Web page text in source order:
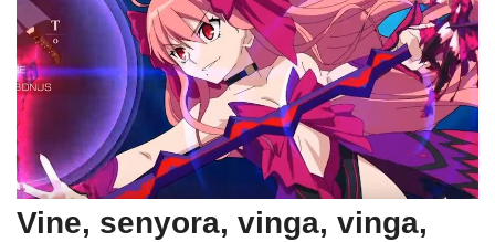
Vine, senyora, vinga, vinga,